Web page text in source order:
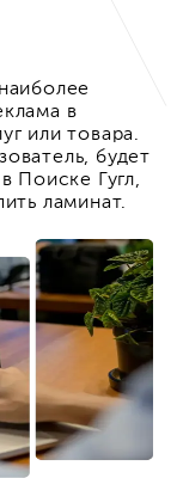
в
или товара.
будет
Поиске Гугл,
ламинат.